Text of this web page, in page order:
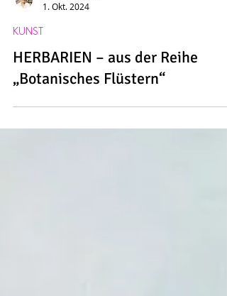
Christin Breuil
1. Okt. 2024
KUNST
HERBARIEN – aus der Reihe